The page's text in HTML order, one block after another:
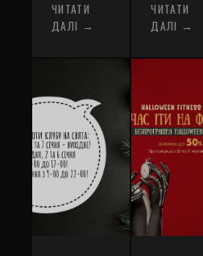
ЧИТАТИ
ДАЛІ →
ЧИТАТИ
ДАЛІ →